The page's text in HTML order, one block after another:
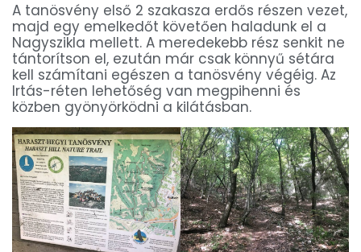
A tanösvény első 2 szakasza erdős részen vezet,
majd egy emelkedőt követően haladunk el a
Nagyszikla mellett. A meredekebb rész senkit ne
tántorítson el, ezután már csak könnyű sétára
kell számítani egészen a tanösvény végéig. Az
Irtás-réten lehetőség van megpihenni és
közben gyönyörködni a kilátásban.